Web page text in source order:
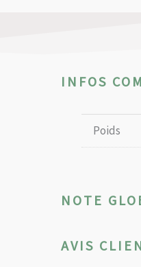
INFOS
Poids
NOTE
AVIS